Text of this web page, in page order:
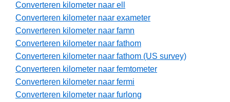
Converteren kilometer naar ell
Converteren kilometer naar exameter
Converteren kilometer naar famn
Converteren kilometer naar fathom
Converteren kilometer naar fathom (US survey)
Converteren kilometer naar femtometer
Converteren kilometer naar fermi
Converteren kilometer naar furlong